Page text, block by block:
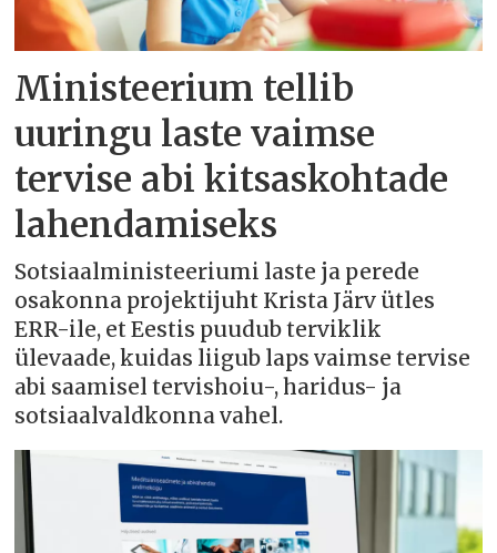
Ministeerium tellib
uuringu laste vaimse
tervise abi kitsaskohtade
lahendamiseks
Sotsiaalministeeriumi laste ja perede
osakonna projektijuht Krista Järv ütles
ERR-ile, et Eestis puudub terviklik
ülevaade, kuidas liigub laps vaimse tervise
abi saamisel tervishoiu-, haridus- ja
sotsiaalvaldkonna vahel.